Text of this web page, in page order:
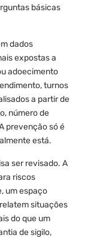
básicas
dados
expostas a
adoecimento
turnos
a partir de
número de
prevenção só é
está.
ser revisado. A
riscos
um espaço
situações
do que um
de sigilo,